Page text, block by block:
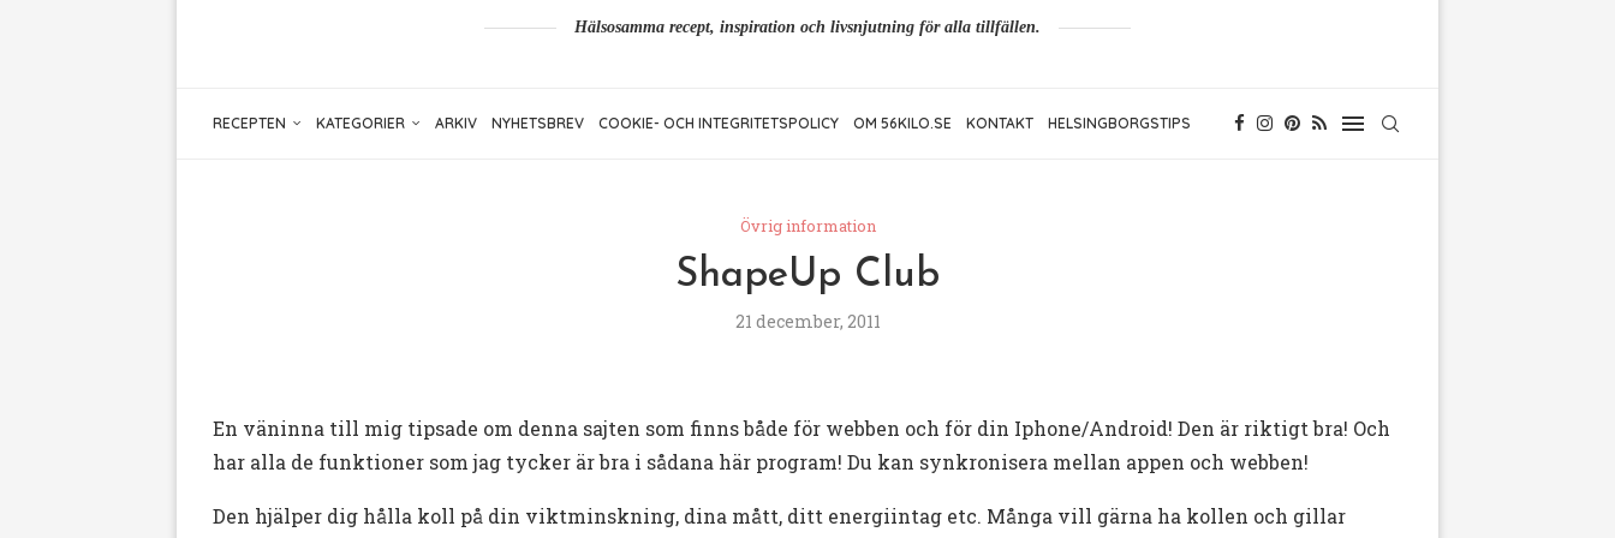
Hälsosamma recept, inspiration och livsnjutning för alla tillfällen.
RECEPTEN KATEGORIER ARKIV NYHETSBREV COOKIE- OCH INTEGRITETSPOLICY OM 56KILO.SE KONTAKT HELSINGBORGSTIPS
Övrig information
ShapeUp Club
21 december, 2011
En väninna till mig tipsade om denna sajten som finns både för webben och för din Iphone/Android! Den är riktigt bra! Och
har alla de funktioner som jag tycker är bra i sådana här program! Du kan synkronisera mellan appen och webben!
Den hjälper dig hålla koll på din viktminskning, dina mått, ditt energiintag etc. Många vill gärna ha kollen och gillar